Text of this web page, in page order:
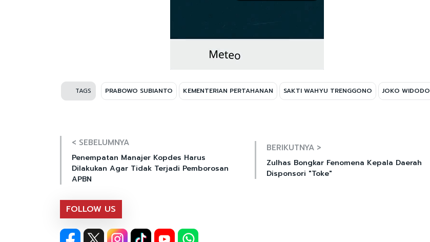
TAGS PRABOWO SUBIANTO KEMENTERIAN PERTAHANAN SAKTI WAHYU TRENGGONO JOKO WIDODO
< SEBELUMNYA
Penempatan Manajer Kopdes Harus
Dilakukan Agar Tidak Terjadi Pemborosan
APBN
BERIKUTNYA >
Zulhas Bongkar Fenomena Kepala Daerah
Disponsori "Toke"
FOLLOW US